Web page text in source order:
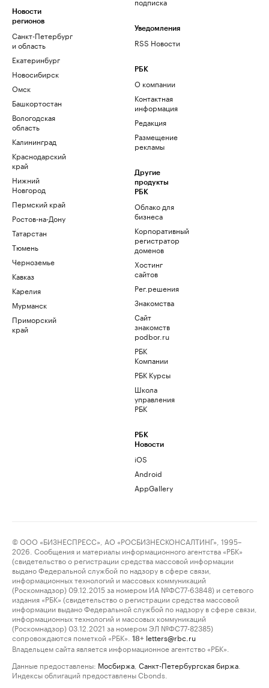
Новости
регионов
Санкт-Петербург
и область
Екатеринбург
Новосибирск
Омск
Башкортостан
Вологодская
область
Калининград
Краснодарский
край
Нижний
Новгород
Пермский край
Ростов-на-Дону
Татарстан
Тюмень
Черноземье
Кавказ
Карелия
Мурманск
Приморский
край
Уведомления
RSS Новости
РБК
О компании
Контактная
информация
Редакция
Размещение
рекламы
Другие
продукты
РБК
Облако для
бизнеса
Корпоративный
регистратор
доменов
Хостинг
сайтов
Рег.решения
Знакомства
Сайт
знакомств
podbor.ru
РБК
Компании
РБК Курсы
Школа
управления
РБК
РБК
Новости
iOS
Android
AppGallery
© ООО «БИЗНЕСПРЕСС», АО «РОСБИЗНЕСКОНСАЛТИНГ», 1995–
2026. Сообщения и материалы информационного агентства «РБК»
(свидетельство о регистрации средства массовой информации
выдано Федеральной службой по надзору в сфере связи,
информационных технологий и массовых коммуникаций
(Роскомнадзор) 09.12.2015 за номером ИА №ФС77-63848) и сетевого
издания «РБК» (свидетельство о регистрации средства массовой
информации выдано Федеральной службой по надзору в сфере связи,
информационных технологий и массовых коммуникаций
(Роскомнадзор) 03.12.2021 за номером ЭЛ №ФС77-82385)
сопровождаются пометкой «РБК».
18+ letters@rbc.ru
Владельцем сайта является информационное агентство «РБК».
Данные предоставлены: Мосбиржа Санкт-Петербургская биржа
Индексы облигаций предоставлены Cbonds.